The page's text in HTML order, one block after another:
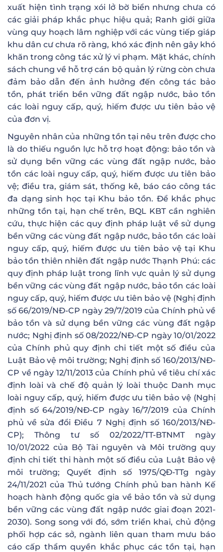
xuất hiện tình trạng xói lở bờ biển nhưng chưa có
các giải pháp khắc phục hiệu quả; Ranh giới giữa
vùng quy hoạch lâm nghiệp với các vùng tiếp giáp
khu dân cư chưa rõ ràng, khó xác định nên gây khó
khăn trong công tác xử lý vi phạm. Mặt khác, chính
sách chung về hỗ trợ cán bộ quản lý rừng còn chưa
đảm bảo dẫn đến ảnh hưởng đến công tác bảo
tồn, phát triển bền vững đất ngập nước, bảo tồn
các loài nguy cấp, quý, hiếm được ưu tiên bảo vệ
của đơn vị.
Nguyên nhân của những tồn tại nêu trên được cho
là do thiếu nguồn lực hỗ trợ hoạt động: bảo tồn và
sử dụng bền vững các vùng đất ngập nước, bảo
tồn các loài nguy cấp, quý, hiếm được ưu tiên bảo
vệ; điều tra, giám sát, thống kê, báo cáo công tác
đa dạng sinh học tại Khu bảo tồn. Để khắc phục
những tồn tại, hạn chế trên, BQL KBT cần nghiên
cứu, thực hiện các quy định pháp luật về sử dụng
bền vững các vùng đất ngập nước, bảo tồn các loài
nguy cấp, quý, hiếm được ưu tiên bảo vệ tại Khu
bảo tồn thiên nhiên đất ngập nước Thạnh Phú: các
quy định pháp luật trong lĩnh vực quản lý sử dụng
bền vững các vùng đất ngập nước, bảo tồn các loài
nguy cấp, quý, hiếm được ưu tiên bảo vệ (Nghị định
số 66/2019/NĐ-CP ngày 29/7/2019 của Chính phủ về
bảo tồn và sử dụng bền vững các vùng đất ngập
nước; Nghị định số 08/2022/NĐ-CP ngày 10/01/2022
của Chính phủ quy định chi tiết một số điều của
Luật Bảo vệ môi trường; Nghị định số 160/2013/NĐ-
CP về ngày 12/11/2013 của Chính phủ về tiêu chí xác
định loài và chế độ quản lý loài thuộc Danh mục
loài nguy cấp, quý, hiếm được ưu tiên bảo vệ (Nghị
định số 64/2019/NĐ-CP ngày 16/7/2019 của Chính
phủ về sửa đổi Điều 7 Nghị định số 160/2013/NĐ-
CP); Thông tư số 02/2022/TT-BTNMT ngày
10/01/2022 của Bộ Tài nguyên và Môi trường quy
định chi tiết thi hành một số điều của Luật Bảo vệ
môi trường; Quyết định số 1975/QĐ-TTg ngày
24/11/2021 của Thủ tướng Chính phủ ban hành Kế
hoạch hành động quốc gia về bảo tồn và sử dụng
bền vững các vùng đất ngập nước giai đoạn 2021-
2030). Song song với đó, sớm triển khai, chủ động
phối hợp các sở, ngành liên quan tham mưu báo
cáo cấp thẩm quyền khắc phục các tồn tại, hạn